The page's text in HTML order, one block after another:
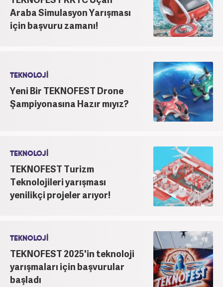
Araba Simulasyon Yarışması
için başvuru zamanı!
TEKNOLOJİ
Yeni Bir TEKNOFEST Drone
Şampiyonasına Hazır mıyız?
TEKNOLOJİ
TEKNOFEST Turizm
Teknolojileri yarışması
yenilikçi projeler arıyor!
TEKNOLOJİ
TEKNOFEST 2025'in teknoloji
yarışmaları için başvurular
başladı